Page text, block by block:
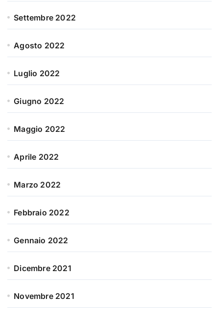
Settembre 2022
Agosto 2022
Luglio 2022
Giugno 2022
Maggio 2022
Aprile 2022
Marzo 2022
Febbraio 2022
Gennaio 2022
Dicembre 2021
Novembre 2021